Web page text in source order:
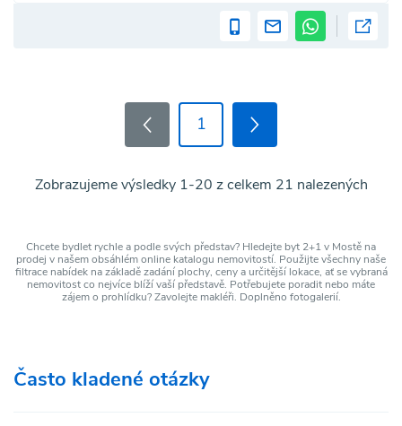
1
Zobrazujeme výsledky 1-20 z celkem 21 nalezených
Chcete bydlet rychle a podle svých představ? Hledejte byt 2+1 v Mostě na
prodej v našem obsáhlém online katalogu nemovitostí. Použijte všechny naše
filtrace nabídek na základě zadání plochy, ceny a určitější lokace, ať se vybraná
nemovitost co nejvíce blíží vaší představě. Potřebujete poradit nebo máte
zájem o prohlídku? Zavolejte makléři. Doplněno fotogalerií.
Často kladené otázky